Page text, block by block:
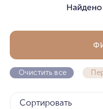
Найдено
Очистить все
Сортировать